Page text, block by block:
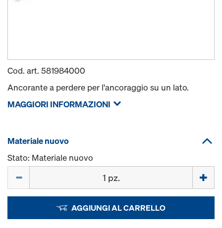
Cod. art. 581984000
Ancorante a perdere per l'ancoraggio su un lato.
MAGGIORI INFORMAZIONI
Materiale nuovo
Stato: Materiale nuovo
AGGIUNGI AL CARRELLO